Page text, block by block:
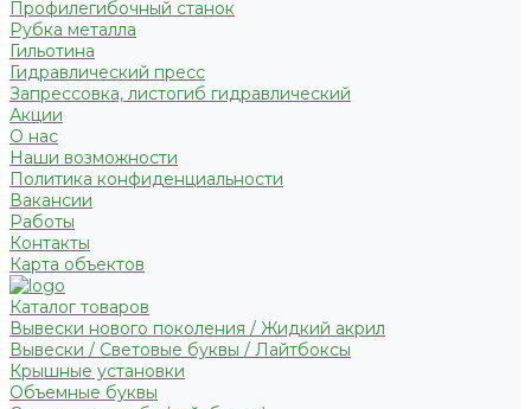
Профилегибочный станок
Рубка металла
Гильотина
Гидравлический пресс
Запрессовка, листогиб гидравлический
Акции
О нас
Наши возможности
Политика конфиденциальности
Вакансии
Работы
Контакты
Карта объектов
Каталог товаров
Вывески нового поколения / Жидкий акрил
Вывески / Световые буквы / Лайтбоксы
Крышные установки
Объемные буквы